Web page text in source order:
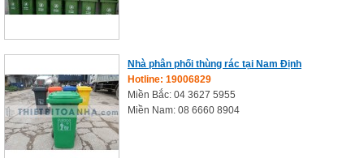
Nhà phân phối thùng rác tại Nam Định
Hotline: 19006829
Miền Bắc: 04 3627 5955
Miền Nam: 08 6660 8904